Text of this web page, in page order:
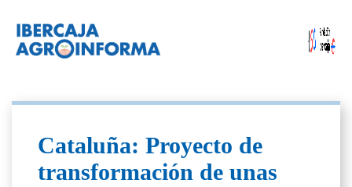
Cataluña: Proyecto de
transformación de unas